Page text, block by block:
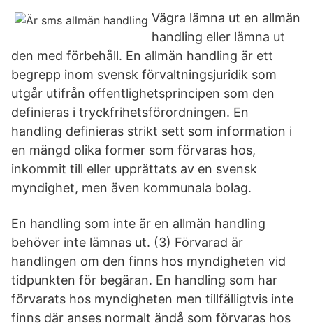
Vägra lämna ut en allmän
handling eller lämna ut
den med förbehåll. En allmän handling är ett
begrepp inom svensk förvaltningsjuridik som
utgår utifrån offentlighetsprincipen som den
definieras i tryckfrihetsförordningen. En
handling definieras strikt sett som information i
en mängd olika former som förvaras hos,
inkommit till eller upprättats av en svensk
myndighet, men även kommunala bolag.
En handling som inte är en allmän handling
behöver inte lämnas ut. (3) Förvarad är
handlingen om den finns hos myndigheten vid
tidpunkten för begäran. En handling som har
förvarats hos myndigheten men tillfälligtvis inte
finns där anses normalt ändå som förvaras hos